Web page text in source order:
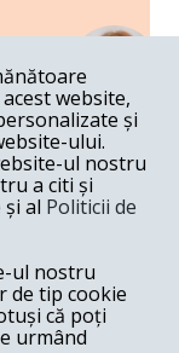
a
caste.
deranjează un
website,
și
ului.
ul nostru
a citi și
al Politicii de
ul nostru
de tip cookie
că poți
urmând